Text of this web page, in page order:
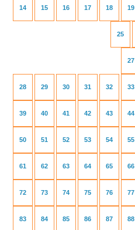
14 15 16 17 18 19
25
27
28 29 30 31 32 33
39 40 41 42 43 44
50 51 52 53 54 55
61 62 63 64 65 66
72 73 74 75 76 77
83 84 85 86 87 88